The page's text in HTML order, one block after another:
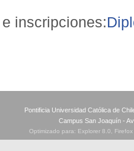
inscripciones:
Pontificia Universidad Católica de
Campus San Joaquín -
Optimizado para: Explorer 8.0,